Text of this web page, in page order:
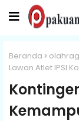
Beranda
Lawan Atlet IPSI